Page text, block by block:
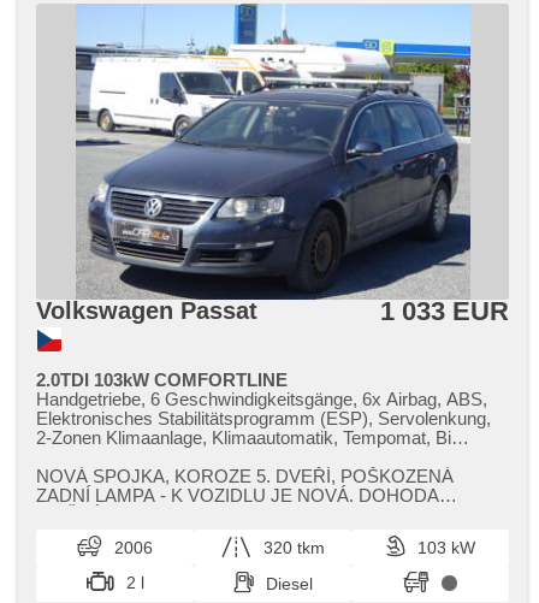
Volkswagen Passat 1 033 EUR
2.0TDI 103kW COMFORTLINE
Handgetriebe, 6 Geschwindigkeitsgänge, 6x Airbag, ABS,
Elektronisches Stabilitätsprogramm (ESP), Servolenkung,
2-Zonen Klimaanlage, Klimaautomatik, Tempomat, Bi
přední, parkovací senzory zadní, Lenkrad einstellbar,
Beifahrerairbagdeaktivierung, El. Seitenscheiben,
mit Funkfernbedienung, isofix, höheneinstellbare Sitze,
Abnutzungssensor des Bremsbelages, Nebelscheinwerfer,
Autoradio, CD-Spieler, Außenthermometer, beheizte
Spiegel, Teilbare Rücksitzbank, Heckscheibenwischer,
NOVÁ SPOJKA,​ KOROZE 5. DVEŘÍ,​ POŠKOZENÁ
ZADNÍ LAMPA ​- K VOZIDLU JE NOVÁ. DOHODA
2006 320 tkm
103 kW
2 l
Diesel